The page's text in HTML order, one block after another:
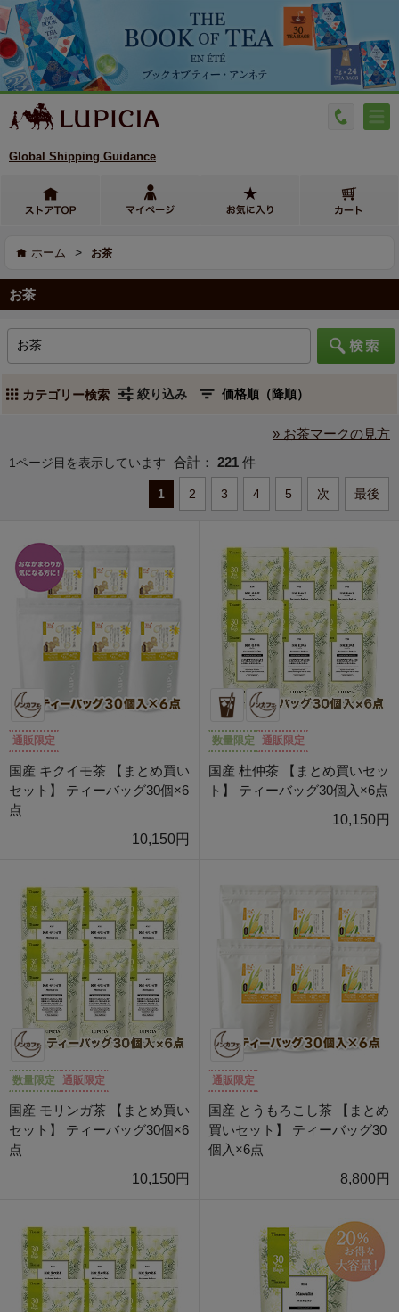
Global Shipping Guidance
ホーム > お茶
お茶
カテゴリー検索 絞り込み
» お茶マークの見方
1ページ目を表示しています 合計： 221 件
1 2 3 4 5 次 最後
通販限定
国産 キクイモ茶 【まとめ買い
セット】 ティーバッグ30個×6
点
10,150円
数量限定 通販限定
国産 杜仲茶 【まとめ買いセッ
ト】 ティーバッグ30個入×6点
10,150円
数量限定 通販限定
国産 モリンガ茶 【まとめ買い
セット】 ティーバッグ30個×6
点
10,150円
通販限定
国産 とうもろこし茶 【まとめ
買いセット】 ティーバッグ30
個入×6点
8,800円